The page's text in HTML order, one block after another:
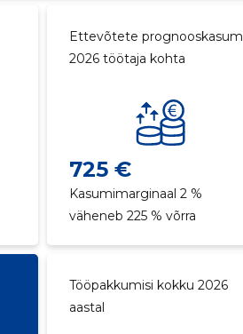
Ettevõtete prognooskasum
2026 töötaja kohta
725 €
Kasumimarginaal 2 %
väheneb 225 % võrra
Tööpakkumisi kokku 2026
aastal